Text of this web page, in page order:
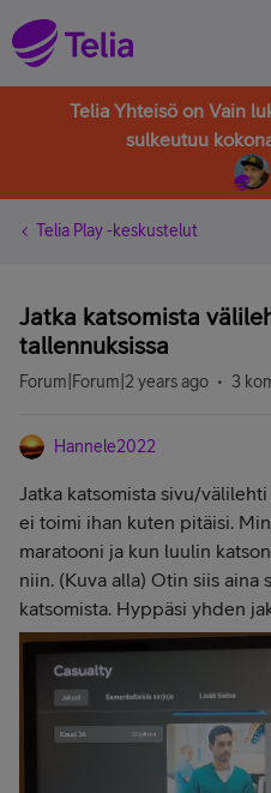
Telia Yhteisö on Vain
sulkeutuu
Telia Play -keskustelut
Jatka katsomista
tallennuksissa
Forum|Forum|2 years ago 3
Hannele2022
Jatka katsomista sivu/
ei toimi ihan kuten pitäisi.
maratooni ja kun luulin
niin. (Kuva alla) Otin siis aina
katsomista. Hyppäsi yhden